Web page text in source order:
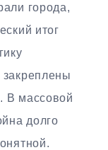
города,
итог
В массовой
долго